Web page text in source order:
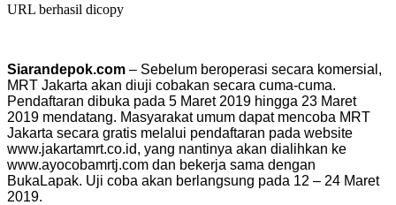
URL berhasil dicopy
Siarandepok.com – Sebelum beroperasi secara komersial,
MRT Jakarta akan diuji cobakan secara cuma-cuma.
Pendaftaran dibuka pada 5 Maret 2019 hingga 23 Maret
2019 mendatang. Masyarakat umum dapat mencoba MRT
Jakarta secara gratis melalui pendaftaran pada website
www.jakartamrt.co.id, yang nantinya akan dialihkan ke
www.ayocobamrtj.com dan bekerja sama dengan
BukaLapak. Uji coba akan berlangsung pada 12 – 24 Maret
2019.